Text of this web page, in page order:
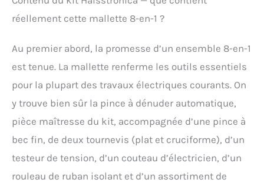
stylo détecteur de
tension, un couteau
isolant et des bornes
Applications presque
infinies : cette pince à
dénuder est polyvalente,
servant de pince à
dénuder, de coupe-fil et
parfait pour tous ceux
qui ont besoin de faire
dans la maison. Avec
réellement cette mallette 8-en-1 ?
Au premier abord, la promesse d’un ensemble 8-en-1
est tenue. La mallette renferme les outils essentiels
pour la plupart des travaux électriques courants. On
y trouve bien sûr la pince à dénuder automatique,
pièce maîtresse du kit, accompagnée d’une pince à
bec fin, de deux tournevis (plat et cruciforme), d’un
testeur de tension, d’un couteau d’électricien, d’un
rouleau de ruban isolant et d’un assortiment de